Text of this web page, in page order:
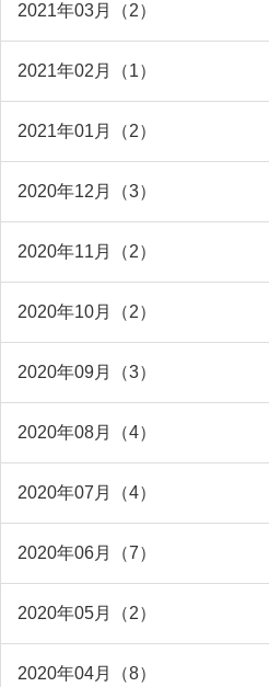
2021年03月（2）
2021年02月（1）
2021年01月（2）
2020年12月（3）
2020年11月（2）
2020年10月（2）
2020年09月（3）
2020年08月（4）
2020年07月（4）
2020年06月（7）
2020年05月（2）
2020年04月（8）